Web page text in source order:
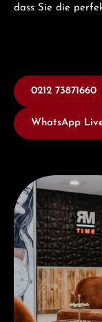
dass Sie die
0212 73871660
WhatsApp
Besuchen Sie uns